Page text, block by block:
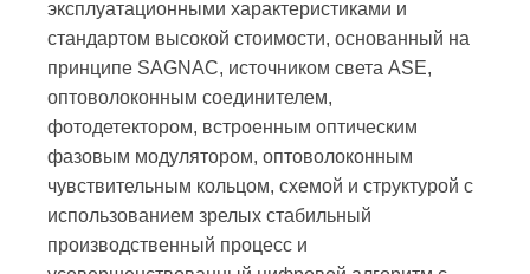
эксплуатационными характеристиками и
стандартом высокой стоимости, основанный на
принципе SAGNAC, источником света ASE,
оптоволоконным соединителем,
фотодетектором, встроенным оптическим
фазовым модулятором, оптоволоконным
чувствительным кольцом, схемой и структурой с
использованием зрелых стабильный
производственный процесс и